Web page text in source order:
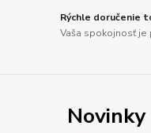
Rýchle doručenie
Vaša spokojnosť je